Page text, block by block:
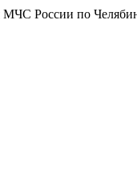
МЧС России по